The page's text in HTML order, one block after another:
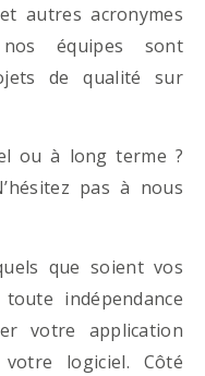
autres acronymes
équipes sont
de qualité sur
ou à long terme ?
pas à nous
que soient vos
indépendance
votre application
logiciel. Côté